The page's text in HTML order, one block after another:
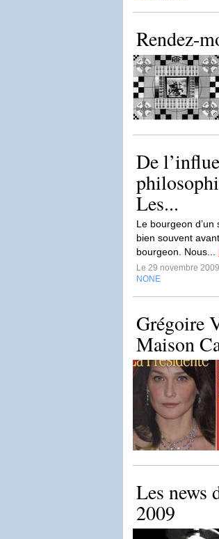
Rendez-
De
Les...
Le bourgeon
bien souvent
bourgeon. Nous...
Le 29 novembre
NONE
Grégoire
Maison
Les news
2009